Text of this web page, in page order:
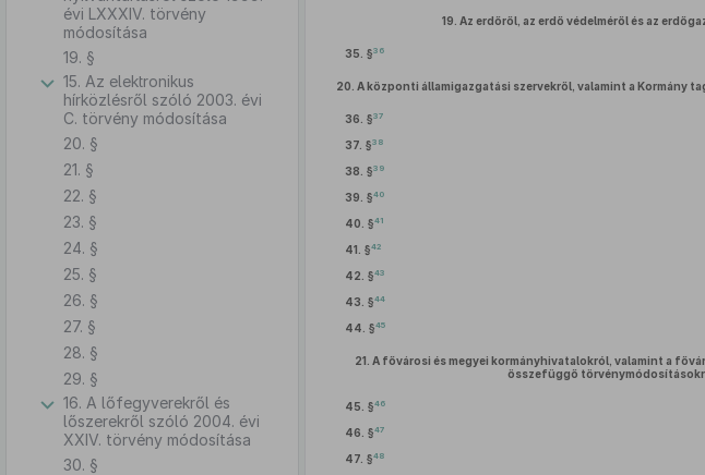
évi LXXXIV. törvény
módosítása
19. §
15. Az elektronikus
hírközlésről szóló 2003. évi
C. törvény módosítása
20. §
21. §
22. §
23. §
24. §
25. §
26. §
27. §
28. §
29. §
16. A lőfegyverekről és
lőszerekről szóló 2004. évi
XXIV. törvény módosítása
30. §
19. Az erdőről, az erdő védelméről és az
35. §36
20. A központi államigazgatási szervekről, valamint a Kormány
36. §37
37. §38
38. §39
39. §40
40. §41
41. §42
42. §43
43. §44
44. §45
21. A fővárosi és megyei kormányhivatalokról, valamint a
összefüggő
45. §46
46. §47
47. §48